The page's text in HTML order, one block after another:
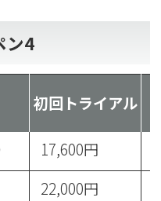
ン4
初回トライアル
17,600円
22,000円